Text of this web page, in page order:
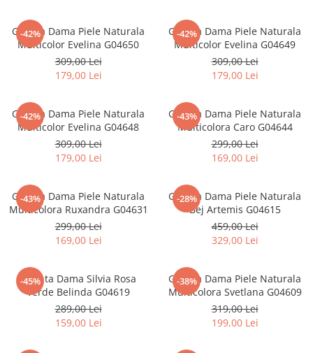
-42%
Geanta Dama Piele Naturala
Multicolor Evelina G04650
309,00 Lei
179,00 Lei
-42%
Geanta Dama Piele Naturala
Multicolor Evelina G04649
309,00 Lei
179,00 Lei
-42%
Geanta Dama Piele Naturala
Multicolor Evelina G04648
309,00 Lei
179,00 Lei
-43%
Geanta Dama Piele Naturala
Multicolora Caro G04644
299,00 Lei
169,00 Lei
-43%
Geanta Dama Piele Naturala
Multicolora Ruxandra G04631
299,00 Lei
169,00 Lei
-28%
Geanta Dama Piele Naturala
Bej Artemis G04615
459,00 Lei
329,00 Lei
-45%
Geanta Dama Silvia Rosa
Verde Belinda G04619
289,00 Lei
159,00 Lei
-38%
Geanta Dama Piele Naturala
Multicolora Svetlana G04609
319,00 Lei
199,00 Lei